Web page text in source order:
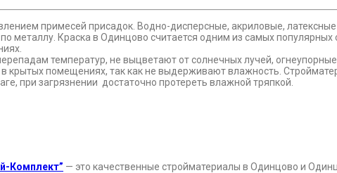
примесей присадок. Водно-дисперсные, акриловые,
металлу. Краска в Одинцово считается одним из самых
температур, не выцветают от солнечных лучей,
крытых помещениях, так как не выдерживают влажность.
при загрязнении достаточно протереть влажной тряпкой.
Комплект” — это качественные стройматериалы в Одинцово и